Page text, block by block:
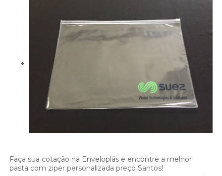
Faça sua cotação na Enveloplás e encontre a melhor
pasta com ziper personalizada preço Santos!